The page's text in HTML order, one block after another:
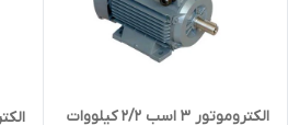
الکتروموتور ۳ اسب 2/2 کیلووات